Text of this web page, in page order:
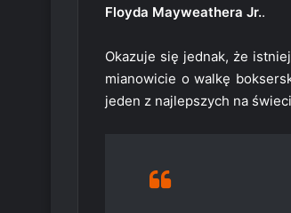
Floyda Mayweathera Jr..
Okazuje się jednak, że
mianowicie o walkę
jeden z najlepszych na